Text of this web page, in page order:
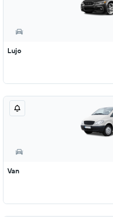
Lujo
Van